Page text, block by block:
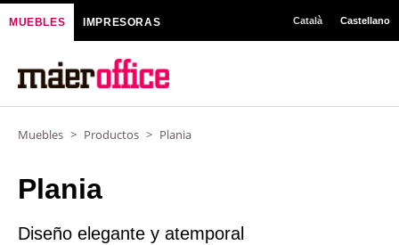
contenido
MUEBLES IMPRESORAS Català Castellano
Muebles > Productos > Plania
Plania
Diseño elegante y atemporal